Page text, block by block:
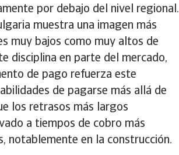
por debajo del nivel regional.
muestra una imagen más
muy bajos como muy altos de
disciplina en parte del mercado,
de pago refuerza este
de pagarse más allá de
los retrasos más largos
a tiempos de cobro más
notablemente en la construcción.